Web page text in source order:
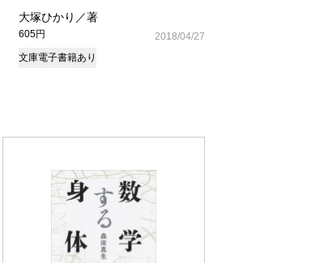
大塚ひかり／著
605円
2018/04/27
文庫電子書籍あり